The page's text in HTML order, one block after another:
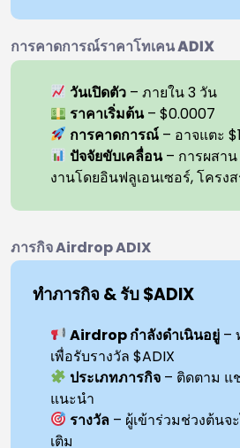
การคาดการณ์ราคาโทเคน ADIX
วันเปิดตัว – ภายใน 3 วัน
ราคาเริ่มต้น– $0.0007
การคาดการณ์ – อาจแตะ
ปัจจัยขับเคลื่อน– การผสาน
งานโดยอินฟลูเอนเซอร์, โครง
ภารกิจ Airdrop ADIX
ทำภารกิจ & รับ $ADIX
Airdrop กำลังดำเนินอยู่ –
เพื่อรับรางวัล $ADIX
ประเภทภารกิจ – ติดตาม แ
แนะนำ
รางวัล – ผู้เข้าร่วมช่วงต้นจ
เติม